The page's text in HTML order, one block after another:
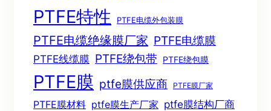
PTFE特性 PTFE电缆外包装膜
PTFE电缆绝缘膜厂家 PTFE电缆膜
PTFE线缆膜 PTFE绕包带 PTFE绕包膜
PTFE膜 ptfe膜供应商 PTFE膜厂家
PTFE膜材料 ptfe膜生产厂家 ptfe膜结构厂商